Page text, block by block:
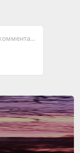
Авторизуйтесь, чтобы оставить комментарий